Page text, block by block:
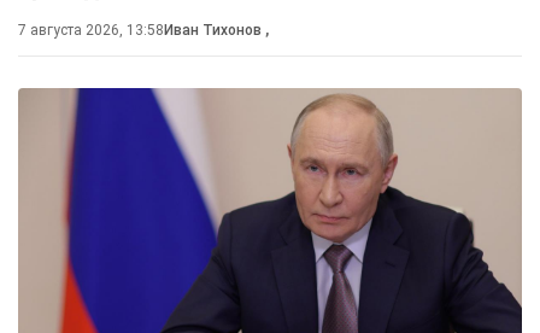
7 августа 2026, 13:58Иван Тихонов ,